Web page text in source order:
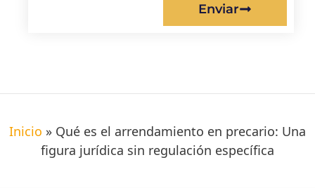
Enviar
Inicio » Qué es el arrendamiento en precario: Una
figura jurídica sin regulación específica